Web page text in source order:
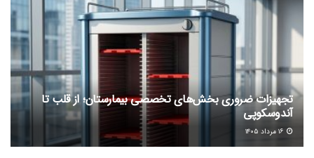
تجهیزات ضروری بخش‌های تخصصی بیمارستان؛ از قلب تا
آندوسکوپی